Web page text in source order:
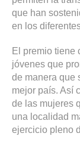
que han
en los
El premio tiene
jóvenes que
de manera que
mejor país. Así
de las mujeres
una localidad
ejercicio pleno